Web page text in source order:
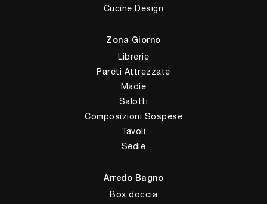
Cucine Design
Zona Giorno
Librerie
Pareti Attrezzate
Madie
Salotti
Composizioni Sospese
Tavoli
Sedie
Arredo Bagno
Box doccia